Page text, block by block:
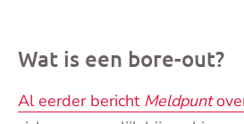
Wat is een bore-out?
Al eerder bericht Meldpunt